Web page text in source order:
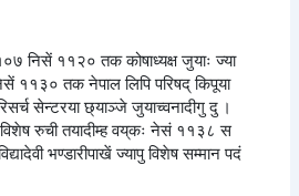
निसें ११२० तक कोषाध्यक्ष जुयाः ज्या
११३० तक नेपाल लिपि परिषद् किपूया
सेन्टरया छ्याञ्जे जुयाच्वनादीगु दु ।
रुची तयादीम्ह वय्‌कः नेसं ११३८ स
भण्डारीपाखें ज्यापु विशेष सम्मान पदं